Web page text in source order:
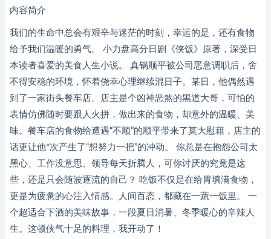
内容简介
我们的生命中总会有艰辛与迷茫的时刻，幸运的是，还有食物
给予我们温暖的勇气。 小力盘高分日剧《侠饭》原著，深受日
本读者喜爱的美食人生小说。 真锅顺平被公司恶意调职后，舍
不得安稳的环境，怀着侥幸心理继续混日子。某日，他偶然遇
到了一家街头餐车店。店主是个凶神恶煞的黑道大哥，可怕的
表情仿佛随时要跟人火拼，做出来的食物，却意外的温暖、美
味。餐车店的食物给遭遇“不顺”的顺平带来了莫大慰藉，店主的
话更让他*次产生了“想努力一把”的冲动。 你总是在抱怨公司太
黑心、工作没意思、领导每天折腾人，可你讨厌的究竟是这
些，还是只会随波逐流的自己？ 吃饭不仅是在给胃填满食物，
更是为疲惫的心注入情感。人间百态，都藏在一蔬一饭里。 一
个超适合下酒的美味故事，一段夏日消暑、冬季暖心的辛辣人
生。这顿侠气十足的料理，我开动了！